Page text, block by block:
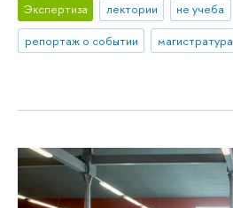
Экспертиза лектории не учеба
репортаж о событии
магистратура